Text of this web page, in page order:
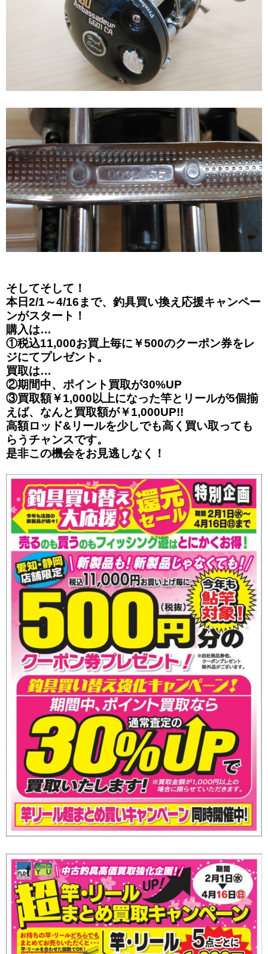
そしてそして！
本日2/1～4/16まで、釣具買い換え応援キャンペー
ンがスタート！
購入は…
①税込11,000お買上毎に￥500のクーポン券をレ
ジにてプレゼント。
買取は…
②期間中、ポイント買取が30%UP
③買取額￥1,000以上になった竿とリールが5個揃
えば、なんと買取額が￥1,000UP!!
高額ロッド&リールを少しでも高く買い取っても
らうチャンスです。
是非この機会をお見逃しなく！